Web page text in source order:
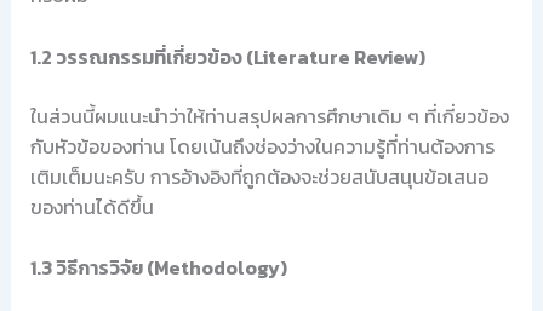
1.2 วรรณกรรมที่เกี่ยวข้อง (Literature Review)
ในส่วนนี้ผมแนะนำว่าให้ท่านสรุปผลการศึกษาเดิม ๆ ที่เกี่ยวข้อง
กับหัวข้อของท่าน โดยเน้นถึงช่องว่างในความรู้ที่ท่านต้องการ
เติมเต็มนะครับ การอ้างอิงที่ถูกต้องจะช่วยสนับสนุนข้อเสนอ
ของท่านได้ดีขึ้น
1.3 วิธีการวิจัย (Methodology)